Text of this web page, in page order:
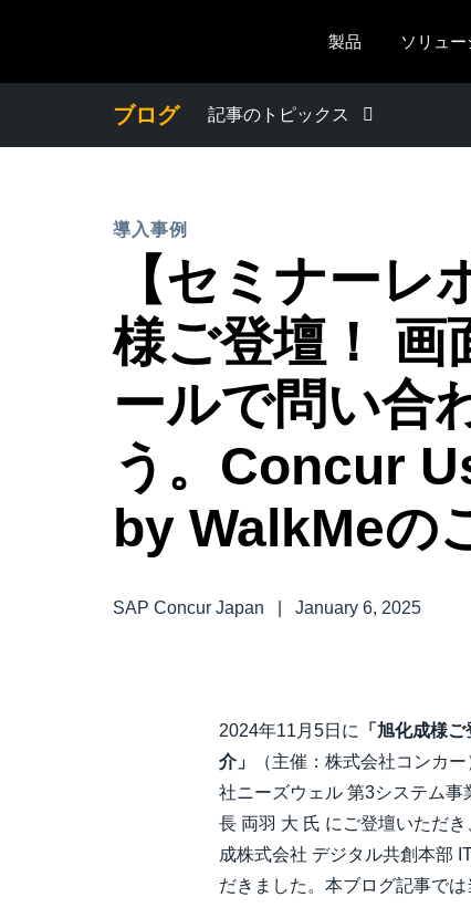
製品
ソリュー
ブログ 記事のトピックス
電子帳簿保存法・インボイス制度
経理・総務の豆知識
中堅・中小企業
サステナビリティ
働きかた改革
自治体・公共機関・教育機関等
導入事例
【セミナーレ
様ご登壇！ 画
ールで問い合
う。Concur
by WalkMeの
SAP Concur Japan
January 6, 2025
2024年11月5日に
「旭化成様
介」
（主催：株式会社コンカ
社ニーズウェル 第3システム
長 両羽 大 氏 にご登壇いただ
成株式会社 デジタル共創本部
だきました。本ブログ記事では